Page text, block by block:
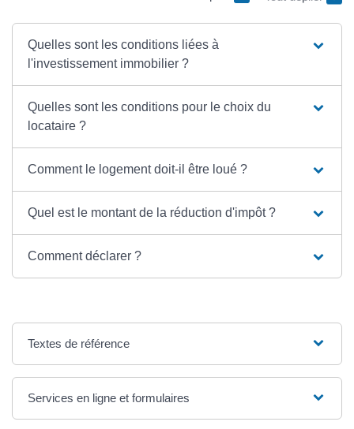
Quelles sont les conditions liées à
l'investissement immobilier ?
Quelles sont les conditions pour le choix du
locataire ?
Comment le logement doit-il être loué ?
Quel est le montant de la réduction d'impôt ?
Comment déclarer ?
Textes de référence
Services en ligne et formulaires